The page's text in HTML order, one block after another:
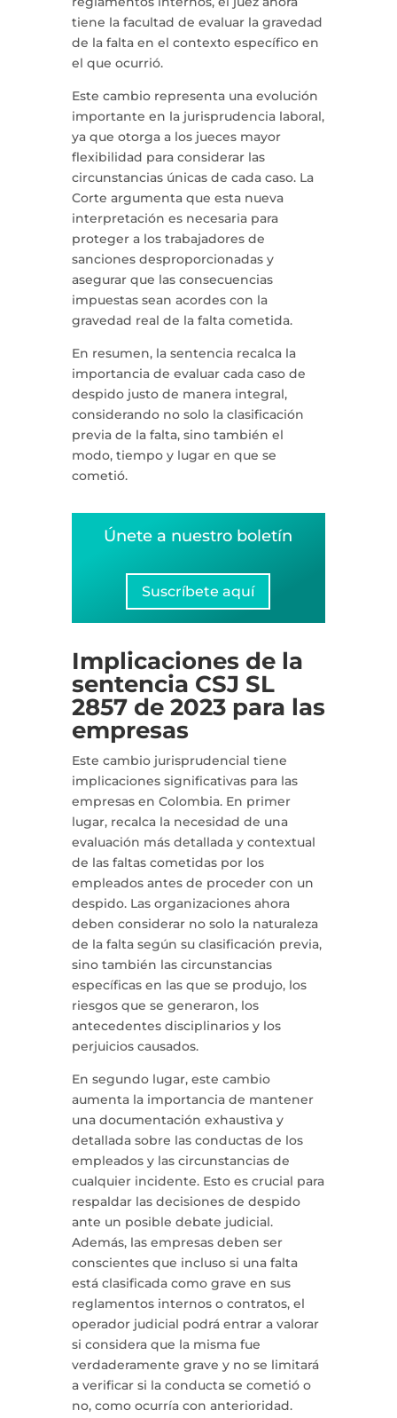
tiene la facultad de evaluar la gravedad
de la falta en el contexto específico en
el que ocurrió.
Este cambio representa una evolución
importante en la jurisprudencia laboral,
ya que otorga a los jueces mayor
flexibilidad para considerar las
circunstancias únicas de cada caso. La
Corte argumenta que esta nueva
interpretación es necesaria para
proteger a los trabajadores de
sanciones desproporcionadas y
asegurar que las consecuencias
impuestas sean acordes con la
gravedad real de la falta cometida.
En resumen, la sentencia recalca la
importancia de evaluar cada caso de
despido justo de manera integral,
considerando no solo la clasificación
previa de la falta, sino también el
modo, tiempo y lugar en que se
cometió.
Únete a nuestro boletín
Suscríbete aquí
Implicaciones de la
sentencia CSJ SL
2857 de 2023 para las
empresas
Este cambio jurisprudencial tiene
implicaciones significativas para las
empresas en Colombia. En primer
lugar, recalca la necesidad de una
evaluación más detallada y contextual
de las faltas cometidas por los
empleados antes de proceder con un
despido. Las organizaciones ahora
deben considerar no solo la naturaleza
de la falta según su clasificación previa,
sino también las circunstancias
específicas en las que se produjo, los
riesgos que se generaron, los
antecedentes disciplinarios y los
perjuicios causados.
En segundo lugar, este cambio
aumenta la importancia de mantener
una documentación exhaustiva y
detallada sobre las conductas de los
empleados y las circunstancias de
cualquier incidente. Esto es crucial para
respaldar las decisiones de despido
ante un posible debate judicial.
Además, las empresas deben ser
conscientes que incluso si una falta
está clasificada como grave en sus
reglamentos internos o contratos, el
operador judicial podrá entrar a valorar
si considera que la misma fue
verdaderamente grave y no se limitará
a verificar si la conducta se cometió o
no, como ocurría con anterioridad.